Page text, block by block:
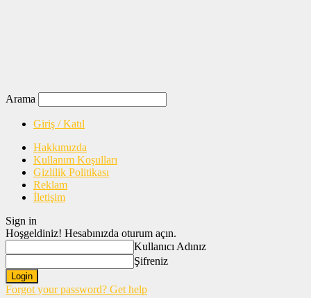
Arama
Giriş / Katıl
Hakkımızda
Kullanım Koşulları
Gizlilik Politikası
Reklam
İletişim
Sign in
Hoşgeldiniz! Hesabınızda oturum açın.
Kullanıcı Adınız
Şifreniz
Forgot your password? Get help